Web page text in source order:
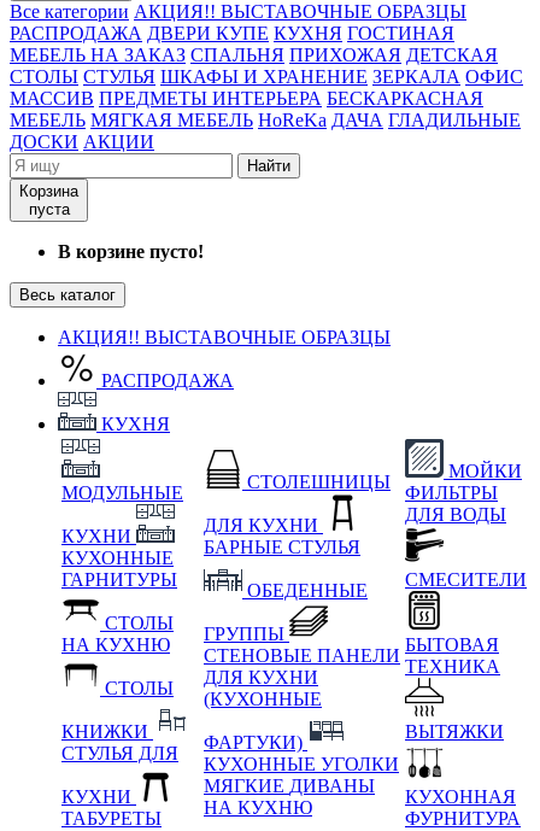
Все категории АКЦИЯ!! ВЫСТАВОЧНЫЕ ОБРАЗЦЫ
РАСПРОДАЖА ДВЕРИ КУПЕ КУХНЯ ГОСТИНАЯ
МЕБЕЛЬ НА ЗАКАЗ СПАЛЬНЯ ПРИХОЖАЯ ДЕТСКАЯ
СТОЛЫ СТУЛЬЯ ШКАФЫ И ХРАНЕНИЕ ЗЕРКАЛА ОФИС
МАССИВ ПРЕДМЕТЫ ИНТЕРЬЕРА БЕСКАРКАСНАЯ
МЕБЕЛЬ МЯГКАЯ МЕБЕЛЬ HoReKa ДАЧА ГЛАДИЛЬНЫЕ
ДОСКИ АКЦИИ
Найти
Корзина
пуста
В корзине пусто!
Весь каталог
АКЦИЯ!! ВЫСТАВОЧНЫЕ ОБРАЗЦЫ
РАСПРОДАЖА
КУХНЯ
МОДУЛЬНЫЕ
КУХНИ
КУХОННЫЕ
ГАРНИТУРЫ
СТОЛЫ
НА КУХНЮ
СТОЛЫ
КНИЖКИ
СТУЛЬЯ ДЛЯ
КУХНИ
ТАБУРЕТЫ
СТОЛЕШНИЦЫ
ДЛЯ КУХНИ
БАРНЫЕ СТУЛЬЯ
ОБЕДЕННЫЕ
ГРУППЫ
СТЕНОВЫЕ ПАНЕЛИ
ДЛЯ КУХНИ
(КУХОННЫЕ
ФАРТУКИ)
КУХОННЫЕ УГОЛКИ
МЯГКИЕ ДИВАНЫ
НА КУХНЮ
МОЙКИ
ФИЛЬТРЫ
ДЛЯ ВОДЫ
СМЕСИТЕЛИ
БЫТОВАЯ
ТЕХНИКА
ВЫТЯЖКИ
КУХОННАЯ
ФУРНИТУРА